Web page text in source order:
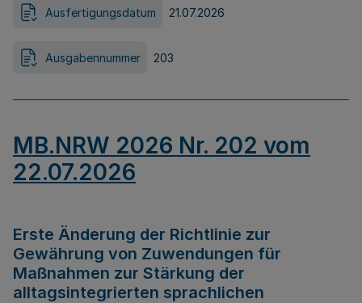
Ausfertigungsdatum 21.07.2026
Ausgabennummer 203
MB.NRW 2026 Nr. 202 vom
22.07.2026
Erste Änderung der Richtlinie zur
Gewährung von Zuwendungen für
Maßnahmen zur Stärkung der
alltagsintegrierten sprachlichen